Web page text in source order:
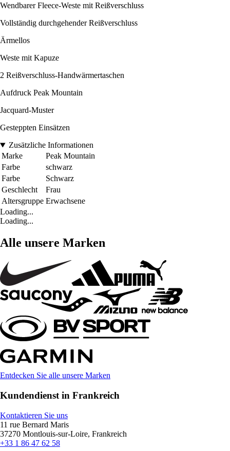
Wendbarer Fleece-Weste mit Reißverschluss
Vollständig durchgehender Reißverschluss
Ärmellos
Weste mit Kapuze
2 Reißverschluss-Handwärmertaschen
Aufdruck Peak Mountain
Jacquard-Muster
Gesteppten Einsätzen
Zusätzliche Informationen
Marke
Peak Mountain
Farbe
schwarz
Farbe
Schwarz
Geschlecht
Frau
Altersgruppe Erwachsene
Loading...
Loading...
Alle unsere Marken
Entdecken Sie alle unsere Marken
Kundendienst in Frankreich
Kontaktieren Sie uns
11 rue Bernard Maris
37270 Montlouis-sur-Loire, Frankreich
+33 1 86 47 62 58